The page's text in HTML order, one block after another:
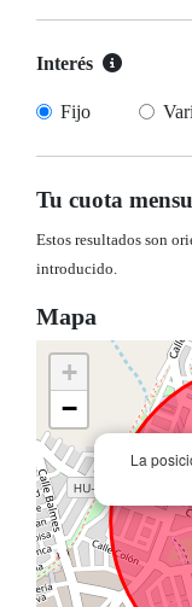
Interés
Fijo
Tu cuota
Estos resultados son
introducido.
Mapa
La
+
−